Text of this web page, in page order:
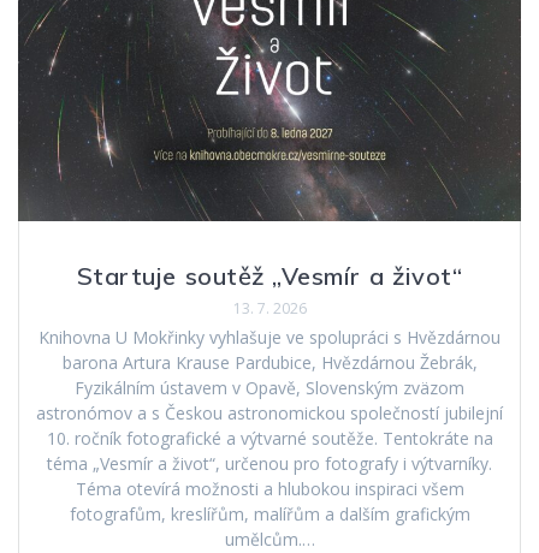
Startuje soutěž „Vesmír a život“
13. 7. 2026
Knihovna U Mokřinky vyhlašuje ve spolupráci s Hvězdárnou
barona Artura Krause Pardubice, Hvězdárnou Žebrák,
Fyzikálním ústavem v Opavě, Slovenským zväzom
astronómov a s Českou astronomickou společností jubilejní
10. ročník fotografické a výtvarné soutěže. Tentokráte na
téma „Vesmír a život“, určenou pro fotografy i výtvarníky.
Téma otevírá možnosti a hlubokou inspiraci všem
fotografům, kreslířům, malířům a dalším grafickým
umělcům.…